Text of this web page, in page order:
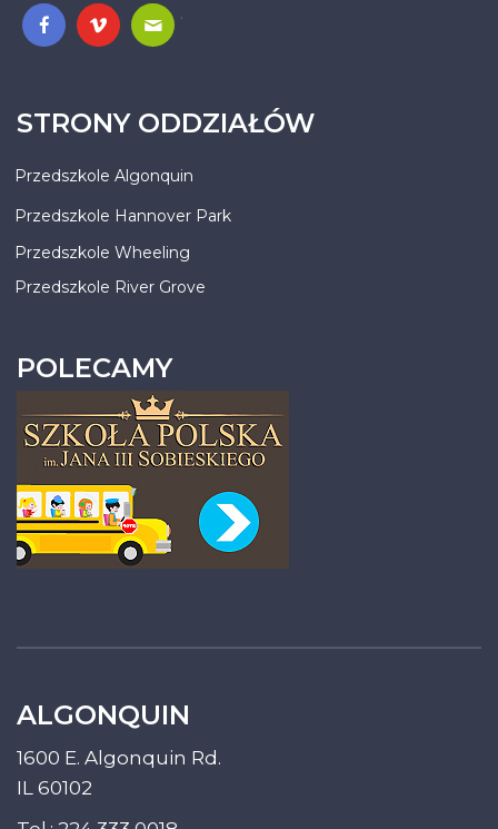
.
STRONY ODDZIAŁÓW
Przedszkole Algonquin
Przedszkole Hannover Park
Przedszkole Wheeling
Przedszkole River Grove
POLECAMY
ALGONQUIN
1600 E. Algonquin Rd.
IL 60102